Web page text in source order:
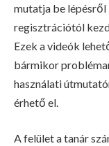
mutatja be lépésről
regisztrációtól
Ezek a videók
bármikor
használati
érhető el.
A felület a tanár